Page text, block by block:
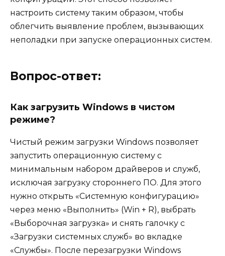
настроить систему таким образом, чтобы
облегчить выявление проблем, вызывающих
неполадки при запуске операционных систем.
Вопрос-ответ:
Как загрузить Windows в чистом
режиме?
Чистый режим загрузки Windows позволяет
запустить операционную систему с
минимальным набором драйверов и служб,
исключая загрузку стороннего ПО. Для этого
нужно открыть «Системную конфигурацию»
через меню «Выполнить» (Win + R), выбрать
«Выборочная загрузка» и снять галочку с
«Загрузки системных служб» во вкладке
«Службы». После перезагрузки Windows